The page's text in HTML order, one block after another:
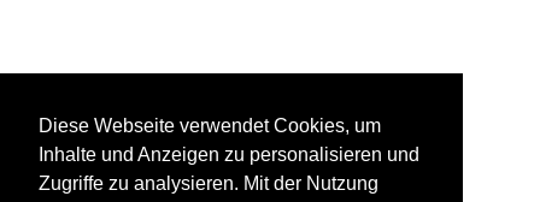
Diese Webseite verwendet Cookies, um
Inhalte und Anzeigen zu personalisieren und
Zugriffe zu analysieren. Mit der Nutzung